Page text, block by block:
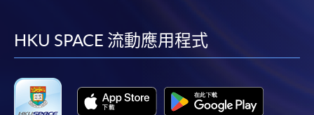
facebook
youtube
linkedin
HKU SPACE 流動應用程式